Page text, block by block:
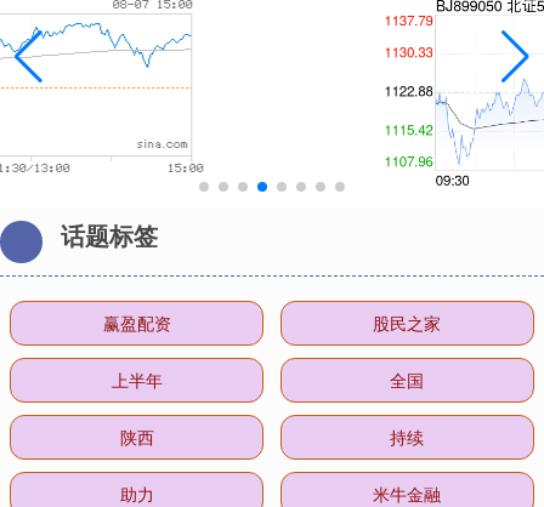
话题标签
赢盈配资 股民之家
上半年 全国
陕西 持续
助力 米牛金融